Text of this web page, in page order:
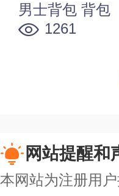
男士背包 背包
1261
网站提醒和
本网站为注册用